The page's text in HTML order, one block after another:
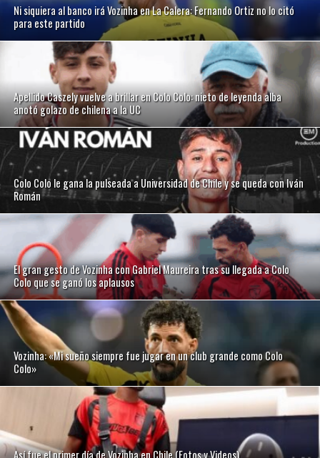
Ni siquiera al banco irá Vozinha en La Calera: Fernando Ortiz no lo citó
para este partido
Apellido Caszely vuelve a brillar en Colo Colo: nieto de leyenda alba
anotó golazo de chilena a la UC
Colo Colo le gana la pulseada a Universidad de Chile y se queda con Iván
Román
El gran gesto de Vozinha con Gabriel Maureira tras su llegada a Colo
Colo que se ganó los aplausos
Vozinha: «Mi sueño siempre fue jugar en un club grande como Colo
Colo»